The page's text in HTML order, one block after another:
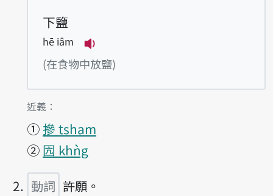
下鹽
hē iâm
播放例句hē iâm
(在食物中放鹽)
第1項釋義的
近義：
①摻 tsham
② 囥 khǹg
動詞 許願。